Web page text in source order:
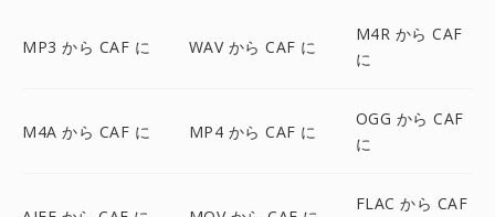
MP3 から CAF に WAV から CAF に
M4R から CAF
に
M4A から CAF に MP4 から CAF に
OGG から CAF
に
FLAC から CAF